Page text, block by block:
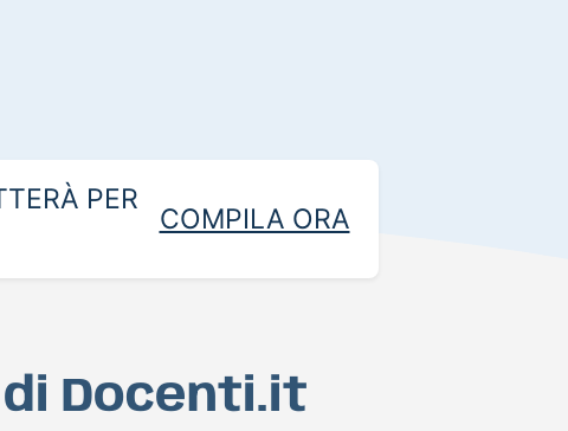
PER
COMPILA ORA
Docenti.it